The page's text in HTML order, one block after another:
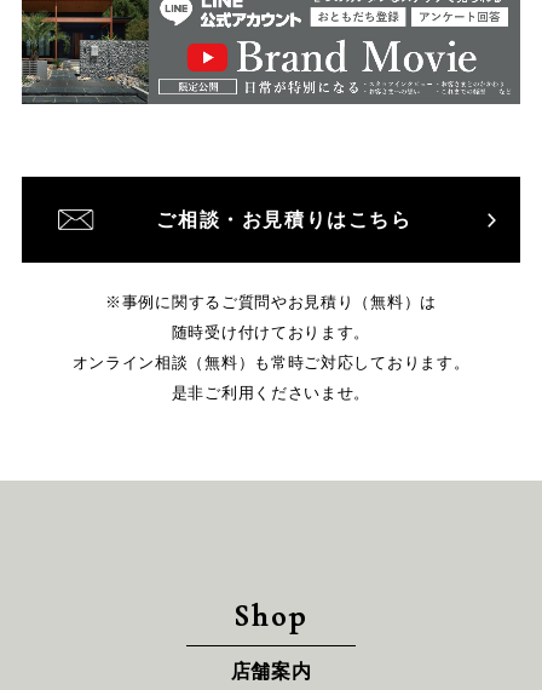
ご相談・お見積りはこちら
※事例に関するご質問やお見積り（無料）は
随時受け付けております。
オンライン相談（無料）も常時ご対応しております。
是非ご利用くださいませ。
Shop
店舗案内